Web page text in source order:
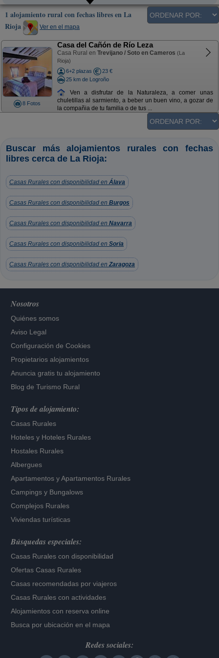
1 alojamiento rural con fechas libres en La
Rioja
Ver en el mapa
8 Fotos
Casa del Cañón de Río Leza
Casa Rural en Trevijano / Soto en Cameros (La
Rioja)
6+2 plazas
23 €
25 km de Logroño
Ven a disfrutar de la Naturaleza, a comer unas
chuletillas al sarmiento, a beber un buen vino, a gozar de
la compañia de tu familia o de tus ...
Buscar más alojamientos rurales con fechas
libres cerca de La Rioja:
Casas Rurales con disponibilidad en Álava
Casas Rurales con disponibilidad en Burgos
Casas Rurales con disponibilidad en Navarra
Casas Rurales con disponibilidad en Soria
Casas Rurales con disponibilidad en Zaragoza
Nosotros
Quiénes somos
Aviso Legal
Configuración de Cookies
Propietarios alojamientos
Anuncia gratis tu alojamiento
Blog de Turismo Rural
Tipos de alojamiento:
Casas Rurales
Hoteles y Hoteles Rurales
Hostales Rurales
Albergues
Apartamentos yApartamentos Rurales
Campings y Bungalows
Complejos Rurales
Viviendas turísticas
Búsquedas especiales:
Casas Rurales con disponibilidad
Ofertas Casas Rurales
Casas recomendadas por viajeros
Casas Rurales con actividades
Alojamientos con reserva online
Busca por ubicación en el mapa
Redes sociales: